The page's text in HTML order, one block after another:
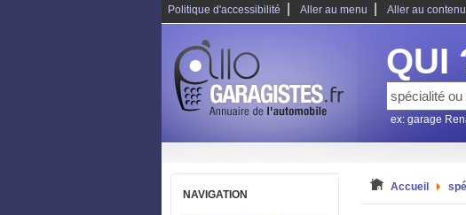
Politique d'accessibilité Aller au menu Aller au contenu
QUI
ex: garage
NAVIGATION
Accueil